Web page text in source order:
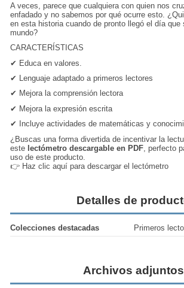
A veces, parece que cualquiera con quien nos
enfadado y no sabemos por qué ocurre esto.
en esta historia cuando de pronto llegó el día que
mundo?
CARACTERÍSTICAS
✔ Educa en valores.
✔
Lenguaje adaptado a primeros lectores
✔ Mejora la comprensión lectora
✔ Mejora la expresión escrita
✔
Incluye actividades de matemáticas y
¿Buscas una forma divertida de incentivar la
este lectómetro descargable en PDF , perfecto
uso de este producto.
👉 Haz clic aquí para descargar el lectómetro
Detalles de
Colecciones destacadas Primeros
Archivos adjuntos